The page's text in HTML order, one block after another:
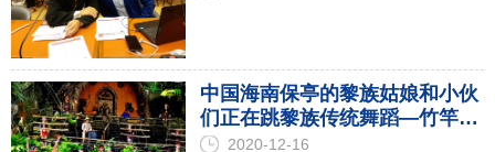
中国海南保亭的黎族姑娘和小伙
们正在跳黎族传统舞蹈—竹竿
舞,该舞蹈在当地深受黎苗组青
2020-12-16